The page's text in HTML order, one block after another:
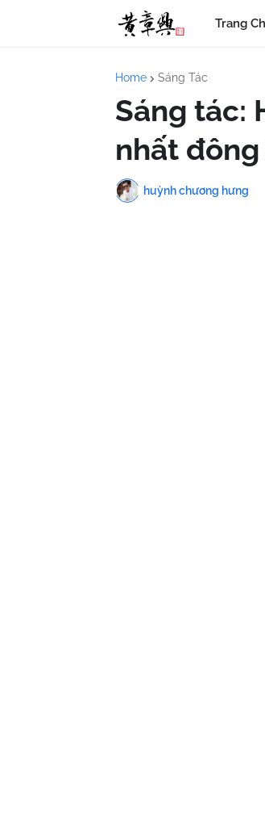
Trang
Home Sáng Tác
Sáng tác:
nhất đông
huỳnh chương hưng